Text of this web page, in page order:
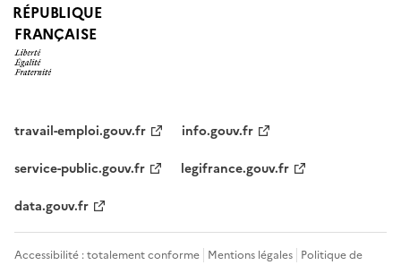
RÉPUBLIQUE
FRANÇAISE
travail-emploi.gouv.fr
info.gouv.fr
service-public.gouv.fr
legifrance.gouv.fr
data.gouv.fr
Accessibilité : totalement conforme Mentions légales Politique de